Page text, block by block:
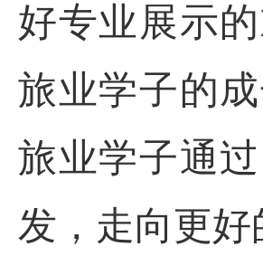
好专业展示
旅业学子的
旅业学子通
发，走向更